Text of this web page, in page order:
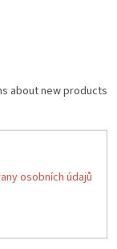
about new products
osobních údajů